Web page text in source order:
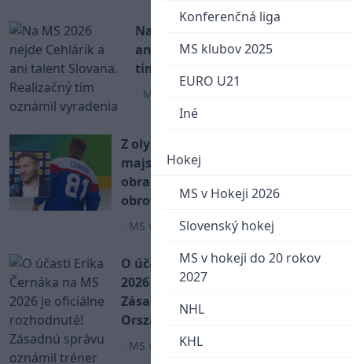
Konferenčná liga
MS klubov 2025
EURO U21
Iné
Hokej
MS v Hokeji 2026
Slovenský hokej
MS v hokeji do 20 rokov
2027
NHL
KHL
Na MS 2026 nejde Cehlárik a
ani talent Slovana. Realizačný
tím oznámil vyradenia
MS v Hokeji 2026
Z olympijského tímu ide na
majstrovstvá sveta iba jeden
obranca. Národný tím hlási
obrovské straty
MS v Hokeji 2026
O účasti Erika Černáka na MS
2026 je oficiálne rozhodnuté!
Zásadnú správu oznámil tréner
Országh
MS v Hokeji 2026